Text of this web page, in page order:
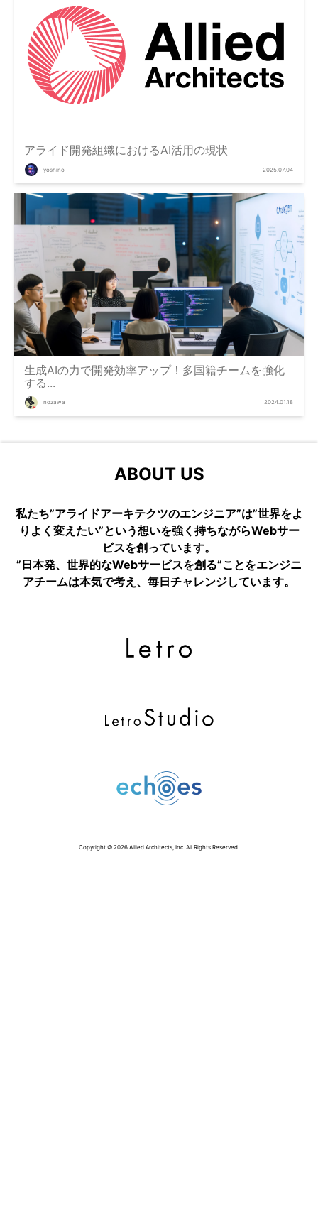
アライド開発組織におけるAI活用の現状
yoshino 2025.07.04
生成AIの力で開発効率アップ！多国籍チームを強化
する...
nozawa 2024.01.18
ABOUT US
私たち”アライドアーキテクツのエンジニア”は”世界をよ
りよく変えたい”という想いを強く持ちながらWebサー
ビスを創っています。
”日本発、世界的なWebサービスを創る”ことをエンジニ
アチームは本気で考え、毎日チャレンジしています。
Copyright © 2026 Allied Architects, Inc. All Rights Reserved.